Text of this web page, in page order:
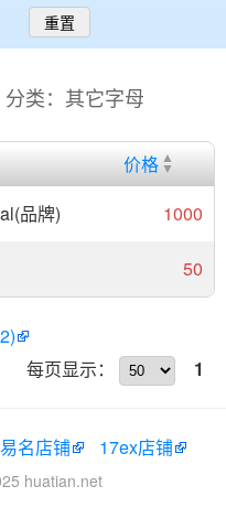
重置
分类：其它字母
价格
品牌) 1000
50
每页显示：
1
易名店铺 17ex店铺
huatian.net